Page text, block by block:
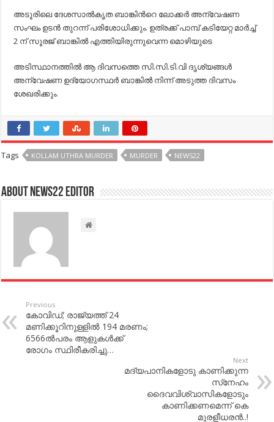
അടൂരിലെ ദേശസാല്‍കൃത ബാങ്കിന്‍റെ ലോക്കര്‍ അന്വേഷണ
സംഘം ഉടന്‍ തുറന്ന് പരിശോധിക്കും. ഉത്രക്ക് പാമ്പ് കടിയേറ്റ മാര്‍ച്ച്
2 ന് സൂരജ് ബാങ്കില്‍ എത്തിയിരുന്നുവെന്ന മൊഴിയുടെ
അടിസ്ഥാനത്തില്‍ ആ ദിവസത്തെ സി.സി.ടി.വി ദൃശ്യങ്ങള്‍
അന്വേഷണ ഉദ്യോഗസ്ഥര്‍ ബാങ്കില്‍ നിന്ന് അടുത്ത ദിവസം
ശേഖരിക്കും.
Tags KOLLAM UTHRA MURDER MURDER NEWS22
About NEWS22 EDITOR
Previous
കോവിഡ്; രാജ്യത്ത്​ 24
മണിക്കൂറിനുള്ളിൽ 194​ മരണം;
6566ൽപരം ആളുകൾക്ക്​
രോഗം​ സ്ഥിരീകരിച്ചു…
Next
മദ്യപാനികളോടു കാണിക്കുന്ന
സ്‌നേഹം
ദൈവവിശ്വാസികളോടും
കാണിക്കണമെന്ന് കെ
മുരളീധരൻ..!